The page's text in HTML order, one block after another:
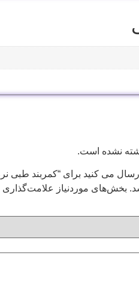
نشده است.
می کنید برای “کمربند طبی
بخش‌های موردنیاز علامت‌گذاری